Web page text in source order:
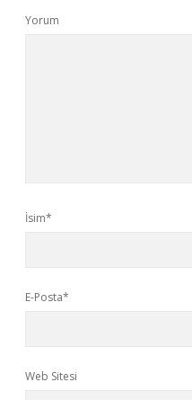
Yorum
İsim*
E-Posta*
Web Sitesi